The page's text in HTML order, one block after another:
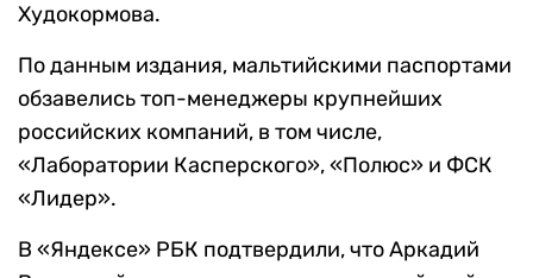
Худокормова.
По данным издания, мальтийскими паспортами
обзавелись топ-менеджеры крупнейших
российских компаний, в том числе,
«Лаборатории Касперского», «Полюс» и ФСК
«Лидер».
В «Яндексе» РБК подтвердили, что Аркадий